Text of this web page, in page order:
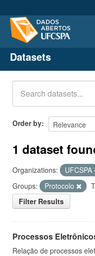
Datasets
Organizations
Groups
About
Datasets
Order by
1 dataset
Organizations: UFCSPA
Groups:
Protocolo
Filter Results
Processos
Relação de processos